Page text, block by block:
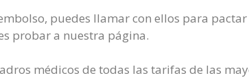
puedes llamar con ellos para
probar a nuestra página.
médicos de todas las tarifas de las